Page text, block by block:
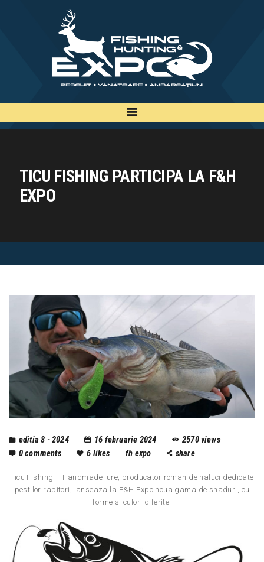
TICU FISHING PARTICIPA LA F&H
EXPO
INFO
INSCRIERE
TARIFE
EDITII
CONTACT
EN
editia 8 - 2024 16 februarie 2024 2570views
0comments 6 likes fh expo share
Ticu Fishing – Handmade lure, producator roman de naluci dedicate
pestilor rapitori, lanseaza la F&H Expo noua gama de shaduri, cu
forme si culori diferite.